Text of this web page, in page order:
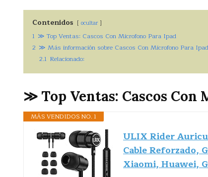
Contenidos ocultar
1 ≫ Top Ventas: Cascos Con Microfono Para Ipad
2 ≫ Más información sobre Cascos Con Microfono Para Ipad
2.1 Relacionado:
≫ Top Ventas: Cascos Con
MÁS VENDIDOS NO. 1
ULIX Rider
Cable Reforzado,
Xiaomi, Huawei,